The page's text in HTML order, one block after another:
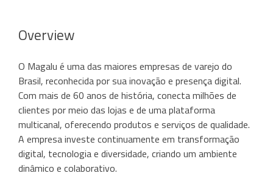
Overview
O Magalu é uma das maiores empresas de varejo do
Brasil, reconhecida por sua inovação e presença digital.
Com mais de 60 anos de história, conecta milhões de
clientes por meio das lojas e de uma plataforma
multicanal, oferecendo produtos e serviços de qualidade.
A empresa investe continuamente em transformação
digital, tecnologia e diversidade, criando um ambiente
dinâmico e colaborativo.